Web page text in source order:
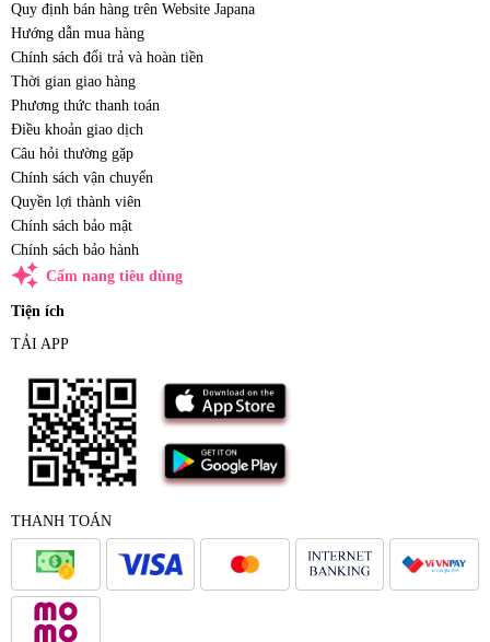
Quy định bán hàng trên Website Japana
Hướng dẫn mua hàng
Chính sách đổi trả và hoàn tiền
Thời gian giao hàng
Phương thức thanh toán
Điều khoản giao dịch
Câu hỏi thường gặp
Chính sách vận chuyển
Quyền lợi thành viên
Chính sách bảo mật
Chính sách bảo hành
auto_awesome Cẩm nang tiêu dùng
Tiện ích
TẢI APP
THANH TOÁN